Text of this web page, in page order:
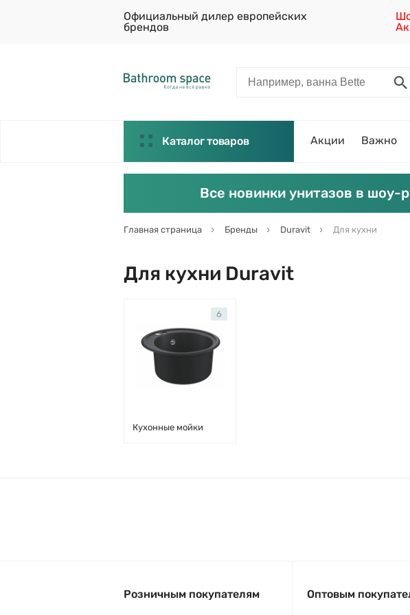
Официальный дилер европейских
брендов
Каталог товаров Акции Важно
Все новинки унитазов в
Главная страница Бренды Duravit Для кухни
Для кухни Duravit
Кухонные мойки
6
Розничным покупателям Оптовым